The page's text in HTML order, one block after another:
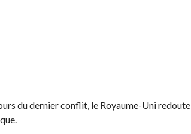
du dernier conflit, le Royaume-Uni redoute